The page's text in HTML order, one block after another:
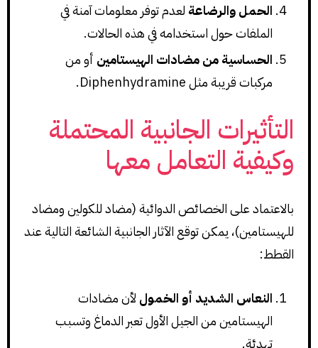
الحمل والرضاعة لعدم توفر معلومات آمنة في
الملفات حول استخدامه في هذه الحالات.
الحساسية من مضادات الهيستامين أو من
مركبات قريبة مثل Diphenhydramine.
التأثيرات الجانبية المحتملة
وكيفية التعامل معها
بالاعتماد على الخصائص الدوائية (مضاد للكولين ومضاد
للهيستامين)، يمكن توقع الآثار الجانبية الشائعة التالية عند
القطط:
النعاس الشديد أو الخمول لأن مضادات
الهيستامين من الجيل الأول تعبر الدماغ وتسبب
تهدئة.